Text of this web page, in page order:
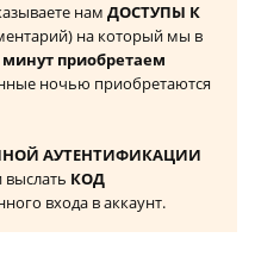
нам ДОСТУПЫ К
на который мы в
минут приобретаем
ночью приобретаются
АУТЕНТИФИКАЦИИ
КОД
входа в аккаунт.